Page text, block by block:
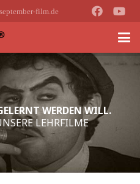
film.de
LEHRFILME
WERDEN WILL.